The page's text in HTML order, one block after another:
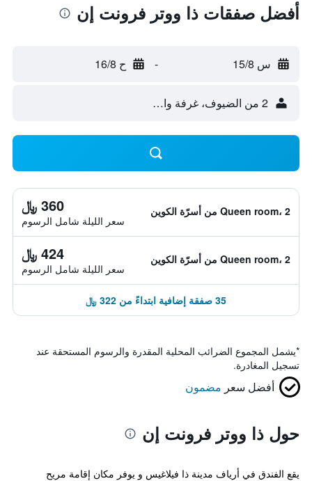
أفضل صفقات ذا ووتر فرونت إن
س 15/8 - ح 16/8
2 من الضيوف، غرفة واحدة
Queen room، 2 من أسرّة الكوين 360 ﷼
سعر الليلة شامل الرسوم
Queen room، 2 من أسرّة الكوين 424 ﷼
سعر الليلة شامل الرسوم
35 صفقة إضافية ابتداءً من 322 ﷼
*يشمل المجموع الضرائب المحلية المقدرة والرسوم المستحقة عند
تسجيل المغادرة.
أفضل سعر مضمون
حول ذا ووتر فرونت إن
يقع الفندق في أرياف مدينة ذا فيلاغيس و يوفر مكان إقامة مريح